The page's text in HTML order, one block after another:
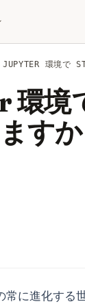
JUPYTER 環境で
環境
す
常に進化する